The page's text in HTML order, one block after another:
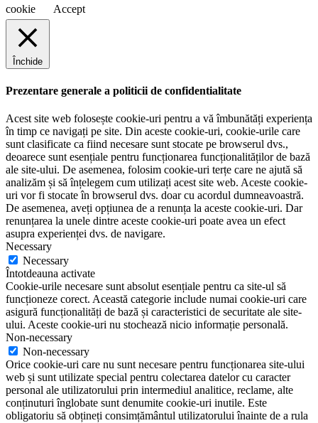
cookie
Accept
Închide
Prezentare generale a politicii de confidentialitate
Acest site web folosește cookie-uri pentru a vă îmbunătăți experiența
în timp ce navigați pe site. Din aceste cookie-uri, cookie-urile care
sunt clasificate ca fiind necesare sunt stocate pe browserul dvs.,
deoarece sunt esențiale pentru funcționarea funcționalităților de bază
ale site-ului. De asemenea, folosim cookie-uri terțe care ne ajută să
analizăm și să înțelegem cum utilizați acest site web. Aceste cookie-
uri vor fi stocate în browserul dvs. doar cu acordul dumneavoastră.
De asemenea, aveți opțiunea de a renunța la aceste cookie-uri. Dar
renunțarea la unele dintre aceste cookie-uri poate avea un efect
asupra experienței dvs. de navigare.
Necessary
Necessary
Întotdeauna activate
Cookie-urile necesare sunt absolut esențiale pentru ca site-ul să
funcționeze corect. Această categorie include numai cookie-uri care
asigură funcționalități de bază și caracteristici de securitate ale site-
ului. Aceste cookie-uri nu stochează nicio informație personală.
Non-necessary
Non-necessary
Orice cookie-uri care nu sunt necesare pentru funcționarea site-ului
web și sunt utilizate special pentru colectarea datelor cu caracter
personal ale utilizatorului prin intermediul analitice, reclame, alte
conținuturi înglobate sunt denumite cookie-uri inutile. Este
obligatoriu să obțineți consimțământul utilizatorului înainte de a rula